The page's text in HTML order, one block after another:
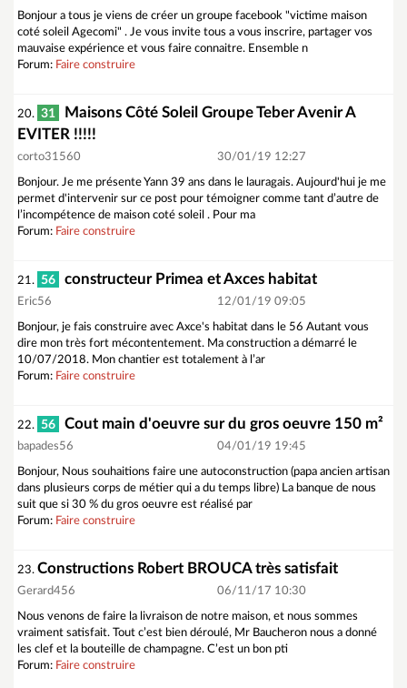
Bonjour a tous je viens de créer un groupe facebook "victime maison
coté soleil Agecomi" . Je vous invite tous a vous inscrire, partager vos
mauvaise expérience et vous faire connaitre. Ensemble n
Forum: Faire construire
20. 31
Maisons Côté Soleil Groupe Teber Avenir A
EVITER !!!!!
corto31560 30/01/19 12:27
Bonjour. Je me présente Yann 39 ans dans le lauragais. Aujourd'hui je me
permet d'intervenir sur ce post pour témoigner comme tant d’autre de
l’incompétence de maison coté soleil . Pour ma
Forum: Faire construire
21. 56 constructeur Primea et Axces habitat
Eric56 12/01/19 09:05
Bonjour, je fais construire avec Axce's habitat dans le 56 Autant vous
dire mon très fort mécontentement. Ma construction a démarré le
10/07/2018. Mon chantier est totalement à l’ar
Forum: Faire construire
22. 56 Cout main d'oeuvre sur du gros oeuvre 150 m²
bapades56 04/01/19 19:45
Bonjour, Nous souhaitions faire une autoconstruction (papa ancien artisan
dans plusieurs corps de métier qui a du temps libre) La banque de nous
suit que si 30 % du gros oeuvre est réalisé par
Forum: Faire construire
23. Constructions Robert BROUCA très satisfait
Gerard456 06/11/17 10:30
Nous venons de faire la livraison de notre maison, et nous sommes
vraiment satisfait. Tout c’est bien déroulé, Mr Baucheron nous a donné
les clef et la bouteille de champagne. C’est un bon pti
Forum: Faire construire